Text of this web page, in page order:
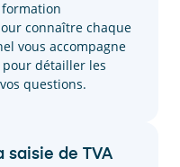
connaître chaque
vous accompagne
détailler les
questions.
de TVA